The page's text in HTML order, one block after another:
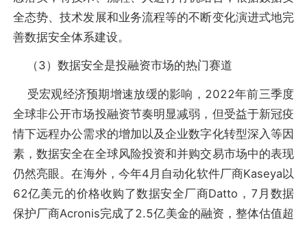
全态势、技术发展和业务流程等的不断变化演进式地完
善数据安全体系建设。
（3）数据安全是投融资市场的热门赛道
受宏观经济预期增速放缓的影响，2022年前三季度
全球非公开市场投融资节奏明显减弱，但受益于新冠疫
情下远程办公需求的增加以及企业数字化转型深入等因
素，数据安全在全球风险投资和并购交易市场中的表现
仍然亮眼。在海外，今年4月自动化软件厂商Kaseya以
62亿美元的价格收购了数据安全厂商Datto，7月数据
保护厂商Acronis完成了2.5亿美金的融资，整体估值超